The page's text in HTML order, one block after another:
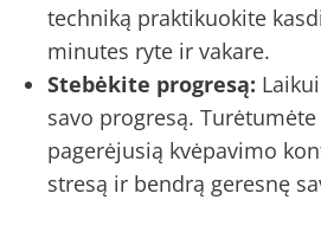
techniką praktikuokite
minutes ryte ir vakare.
Stebėkite progresą:
savo progresą.
pagerėjusią kvėpavimo
stresą ir bendrą geresnę